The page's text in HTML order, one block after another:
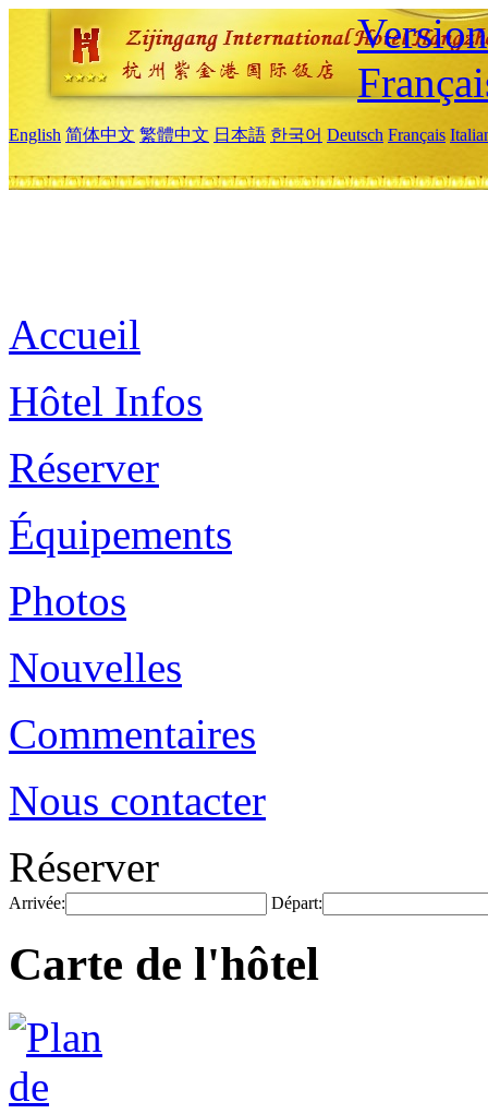
English 简体中文 繁體中文 日本語 한국어 Deutsch Français
Accueil
Hôtel Infos
Réserver
Équipements
Photos
Nouvelles
Commentaires
Nous contacter
Réserver
Arrivée: Départ:
Carte de l'hôtel